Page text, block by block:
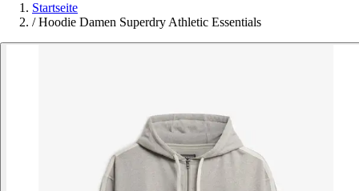
Startseite
/ Hoodie Damen Superdry Athletic Essentials